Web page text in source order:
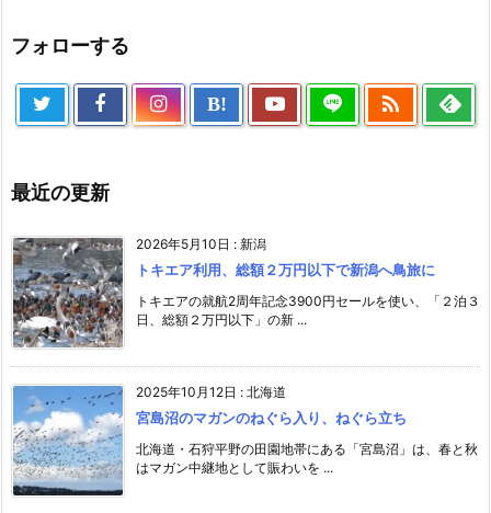
フォローする
B! 
最近の更新
2026年5月10日 : 新潟
トキエア利用、総額２万円以下で新潟へ鳥旅に
トキエアの就航2周年記念3900円セールを使い、「２泊３
日、総額２万円以下」の新 ...
2025年10月12日 : 北海道
宮島沼のマガンのねぐら入り、ねぐら立ち
北海道・石狩平野の田園地帯にある「宮島沼」は、春と秋
はマガン中継地として賑わいを ...